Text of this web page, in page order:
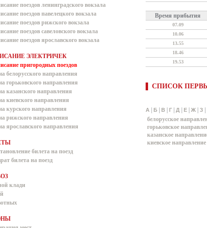
поездов ленинградского вокзала
поездов павелецкого вокзала
поездов рижского вокзала
поездов савеловского вокзала
поездов ярославского вокзала
ЭЛЕКТРИЧЕК
пригородных поездов
белорусского направления
горьковского направления
казанского направления
киевского направления
курского направления
рижского направления
ярославского направления
билета на поезд
билета на поезд
клади
Время прибытия
07.09
10.06
13.55
18.46
19.53
СПИСОК
А Б В Г Д Е Ж З
белорусское
горьковское
казанское
киевское